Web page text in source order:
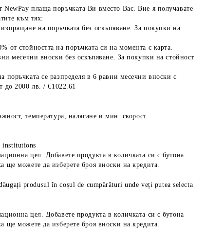
NewPay плаща поръчката Ви вместо Вас. Вие я получавате
към тях:
на поръчката без оскъпяване. За покупки на
от стойността на поръчката си на момента с карта.
месечни вноски без оскъпяване. За покупки на стойност
поръчката се разпределя в 6 равни месечни вноски с
до 2000 лв. / €1022.61
температура, налягане и мин. скорост
цел. Добавете продукта в количката си с бутона
ще можете да изберете броя вноски на кредита.
produsul în coșul de cumpărături unde veți putea selecta
цел. Добавете продукта в количката си с бутона
ще можете да изберете броя вноски на кредита.